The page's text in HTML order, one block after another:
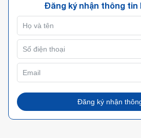
Đăng ký nhận thông tin
Đăng ký nhận